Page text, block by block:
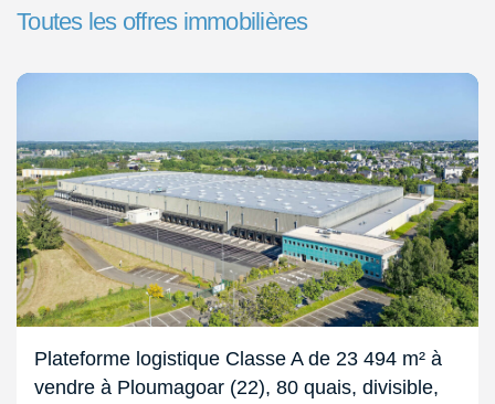
Toutes les offres immobilières
Plateforme logistique Classe A de 23 494 m² à
vendre à Ploumagoar (22), 80 quais, divisible,